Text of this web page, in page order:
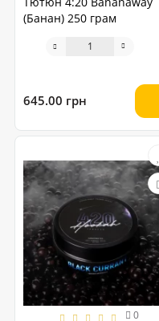
(Банан) 250 грам
645.00 грн
0